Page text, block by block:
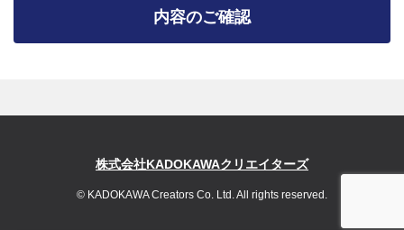
内容のご確認
株式会社KADOKAWAクリエイターズ
© KADOKAWA Creators Co. Ltd. All rights reserved.